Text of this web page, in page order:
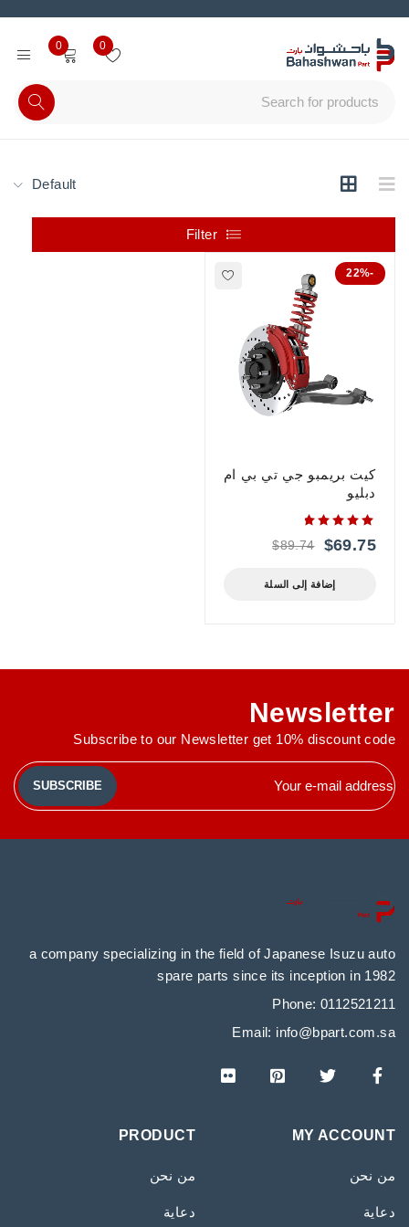
0
0
Default
Filter
-22%
كيت بريمبو جي تي بي ام
دبليو
$89.74 $69.75
إضافة إلى السلة
Newsletter
Subscribe to our Newsletter get 10% discount code
SUBSCRIBE
a company specializing in the field of Japanese Isuzu auto
spare parts since its inception in 1982
Phone: 0112521211
Email: info@bpart.com.sa
MY ACCOUNT
من نحن
دعاية
PRODUCT
من نحن
دعاية